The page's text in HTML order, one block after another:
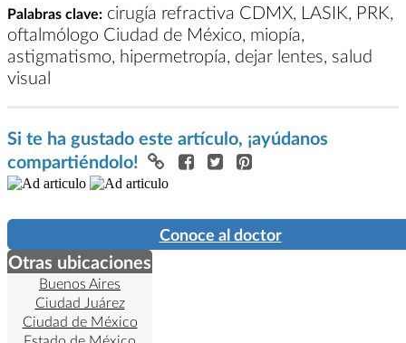
Palabras clave: cirugía refractiva CDMX, LASIK, PRK,
oftalmólogo Ciudad de México, miopía,
astigmatismo, hipermetropía, dejar lentes, salud
visual
Si te ha gustado este artículo, ¡ayúdanos
compartiéndolo!
Conoce al doctor
Otras ubicaciones
Buenos Aires
Ciudad Juárez
Ciudad de México